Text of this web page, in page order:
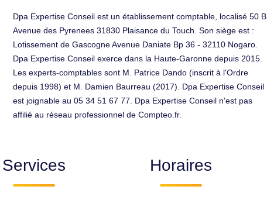
Dpa Expertise Conseil est un établissement comptable, localisé 50 B
Avenue des Pyrenees 31830 Plaisance du Touch. Son siège est :
Lotissement de Gascogne Avenue Daniate Bp 36 - 32110 Nogaro.
Dpa Expertise Conseil exerce dans la Haute-Garonne depuis 2015.
Les experts-comptables sont M. Patrice Dando (inscrit à l'Ordre
depuis 1998) et M. Damien Baurreau (2017). Dpa Expertise Conseil
est joignable au 05 34 51 67 77. Dpa Expertise Conseil n'est pas
affilié au réseau professionnel de Compteo.fr.
Services Horaires